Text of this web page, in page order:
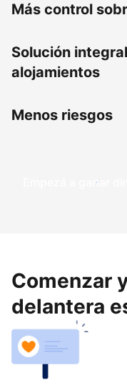
Más control
Solución
alojamientos
Menos riesgos
Empezá a ganar
Comenzar
delantera